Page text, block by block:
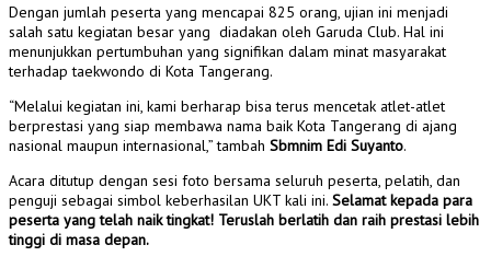
Dengan jumlah peserta yang mencapai 825 orang, ujian ini menjadi
salah satu kegiatan besar yang diadakan oleh Garuda Club. Hal ini
menunjukkan pertumbuhan yang signifikan dalam minat masyarakat
terhadap taekwondo di Kota Tangerang.
“Melalui kegiatan ini, kami berharap bisa terus mencetak atlet-atlet
berprestasi yang siap membawa nama baik Kota Tangerang di ajang
nasional maupun internasional,” tambah Sbmnim Edi Suyanto.
Acara ditutup dengan sesi foto bersama seluruh peserta, pelatih, dan
penguji sebagai simbol keberhasilan UKT kali ini. Selamat kepada para
peserta yang telah naik tingkat! Teruslah berlatih dan raih prestasi lebih
tinggi di masa depan.